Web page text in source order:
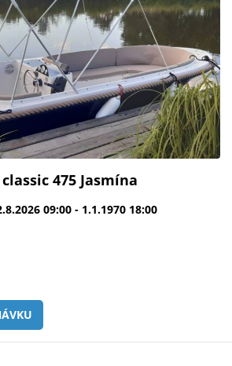
475 Jasmína
09:00 - 1.1.1970 18:00